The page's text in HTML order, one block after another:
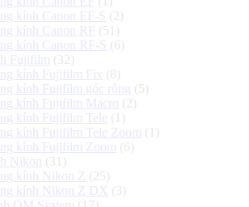
kính Canon EF-S (2)
kính Canon RF
(51)
kính Canon RF-S (6)
Fujifilm (32)
kính Fujifilm Fix (8)
kính Fujifilm góc rộng (5)
kính Fujifilm Macro (2)
kính Fujifilm Tele (1)
kính Fujifilm Tele Zoom (1)
kính Fujifilm Zoom (6)
Nikon
(31)
kính Nikon Z (25)
kính Nikon Z DX (3)